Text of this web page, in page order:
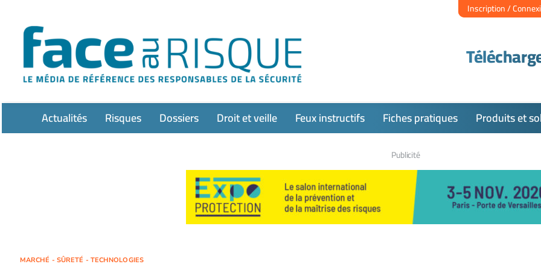
contenu
Inscription /
Actualités Risques Dossiers Droit et veille Feux instructifs Fiches pratiques Produits et
Publicité
MARCHÉ - SÛRETÉ - TECHNOLOGIES